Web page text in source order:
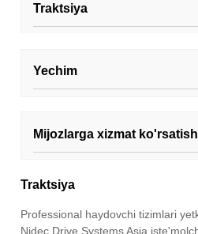
Traktsiya
Yechim
Mijozlarga xizmat ko'rsatish
Traktsiya
Professional haydovchi tizimlari
Nidec Drive Systems Asia